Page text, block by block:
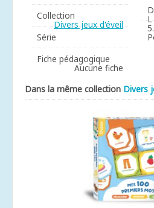
Collection
Divers jeux d'éveil
Série
Fiche pédagogique
Aucune fiche
L
Dans la même collection Divers